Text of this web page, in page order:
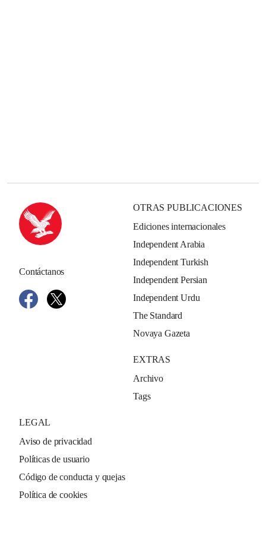
Contáctanos
OTRAS PUBLICACIONES
Ediciones internacionales
Independent Arabia
Independent Turkish
Independent Persian
Independent Urdu
The Standard
Novaya Gazeta
EXTRAS
Archivo
Tags
LEGAL
Aviso de privacidad
Políticas de usuario
Código de conducta y quejas
Política de cookies